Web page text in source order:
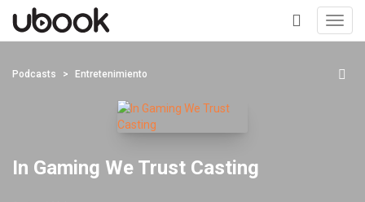
+
Podcasts Entretenimiento
In Gaming We Trust Casting